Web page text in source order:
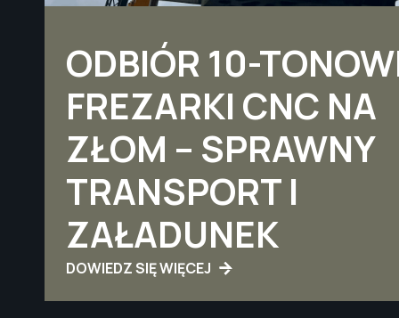
ODBIÓR 10-
FREZARKI CNC NA
ZŁOM – SPRAWNY
TRANSPORT I
ZAŁADUNEK
DOWIEDZ SIĘ WIĘCEJ